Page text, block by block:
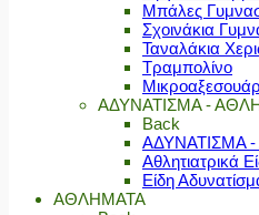
Μπάλες
Σχοινάκια
Ταναλάκια
Τραμπολίνο
ΑΔΥΝΑΤΙΣΜΑ -
Back
ΑΔΥΝΑΤΙΣΜΑ
Αθλητιατρικά
Είδη
ΑΘΛΗΜΑΤΑ